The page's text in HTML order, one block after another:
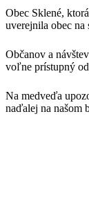
Obec Sklené,
uverejnila obec
Občanov a
voľne prístupný
Na medveďa
naďalej na našom